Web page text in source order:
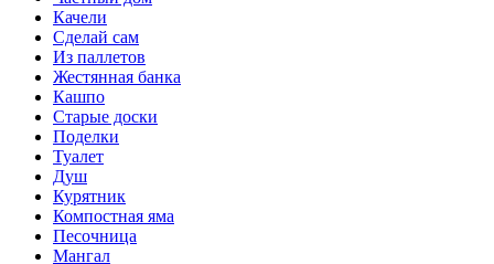
Качели
Сделай сам
Из паллетов
Жестянная банка
Кашпо
Старые доски
Поделки
Туалет
Душ
Курятник
Компостная яма
Песочница
Мангал